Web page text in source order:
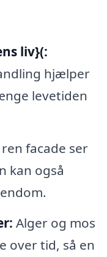
liv}(:
hjælper
levetiden
ren facade ser
kan også
Alger og mos
over tid, så en